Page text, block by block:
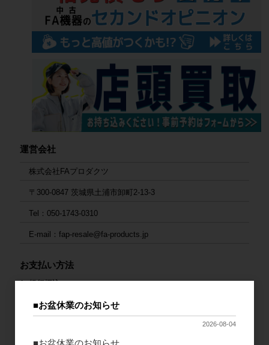
運営会社
株式会社FAプロダクツ
〒300-0847 茨城県土浦市卸町2-13-3
Tel：050-1743-0310
E-mail：fap-resale@fa-products.jp
お支払い方法
1. 銀行振込
ご入金後の発送となります。大変お手数ですが、入金後にご連絡
をお願いいたします。
fap-resale@fa-products.jp
■お盆休業のお知らせ
2026-08-04
■お盆休業のお知らせ